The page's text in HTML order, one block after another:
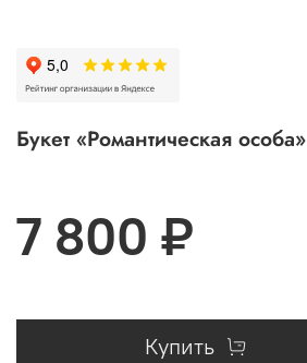
Букет «Романтическая особа»
7 800 ₽
Купить